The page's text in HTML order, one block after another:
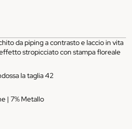
da piping a contrasto e laccio in vita
stropicciato con stampa floreale
la taglia 42
| 7% Metallo